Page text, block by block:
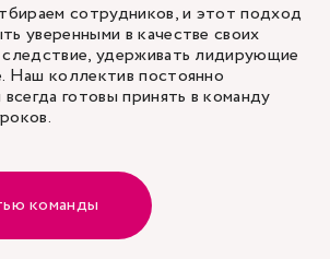
сотрудников, и этот подход
уверенными в качестве своих
удерживать лидирующие
Наш коллектив постоянно
готовы принять в команду
команды